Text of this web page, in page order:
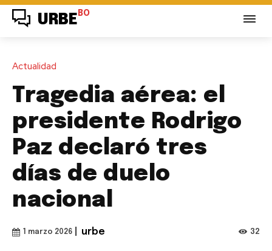
URBE BO
Actualidad
Tragedia aérea: el
presidente Rodrigo
Paz declaró tres
días de duelo
nacional
1 marzo 2026 urbe 32